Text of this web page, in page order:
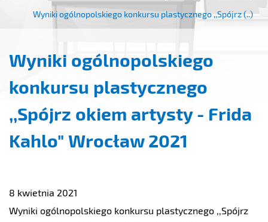
Wyniki ogólnopolskiego konkursu plastycznego ,,Spójrz (..)
Wyniki ogólnopolskiego
konkursu plastycznego
,,Spójrz okiem artysty - Frida
Kahlo" Wrocław 2021
8 kwietnia 2021
Wyniki ogólnopolskiego konkursu plastycznego ,,Spójrz